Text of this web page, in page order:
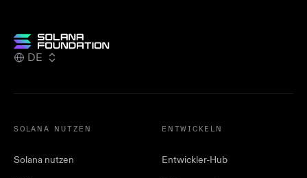
DE
SOLANA NUTZEN
Solana nutzen
ENTWICKELN
Entwickler-Hub